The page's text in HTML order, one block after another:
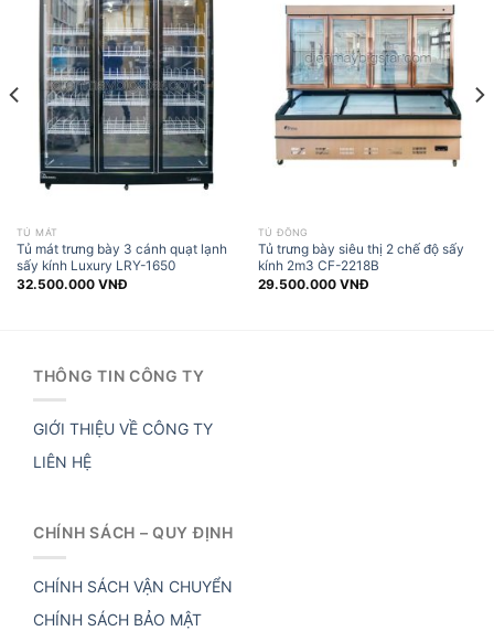
TỦ MÁT
Tủ mát trưng bày 3 cánh quạt lạnh
sấy kính Luxury LRY-1650
32.500.000 VNĐ
TỦ ĐÔNG
Tủ trưng bày siêu thị 2 chế độ sấy
kính 2m3 CF-2218B
29.500.000 VNĐ
THÔNG TIN CÔNG TY
GIỚI THIỆU VỀ CÔNG TY
LIÊN HỆ
CHÍNH SÁCH – QUY ĐỊNH
CHÍNH SÁCH VẬN CHUYỂN
CHÍNH SÁCH BẢO MẬT